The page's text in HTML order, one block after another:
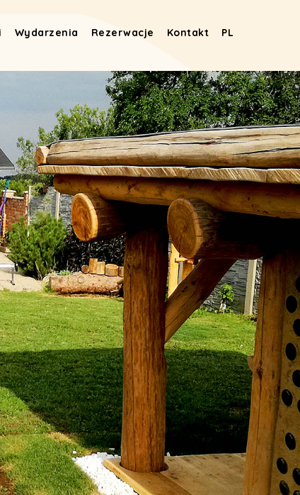
Wydarzenia Rezerwacje Kontakt PL